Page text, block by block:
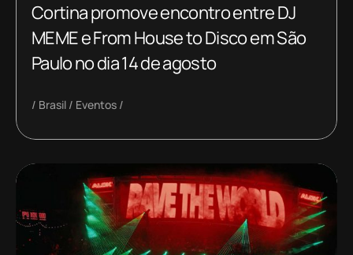
Cortina promove encontro entre DJ
MEME e From House to Disco em São
Paulo no dia 14 de agosto
Brasil Eventos